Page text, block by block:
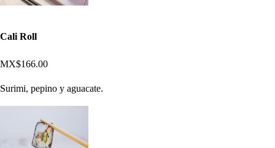
Cali Roll
MX$166.00
Surimi, pepino y aguacate.